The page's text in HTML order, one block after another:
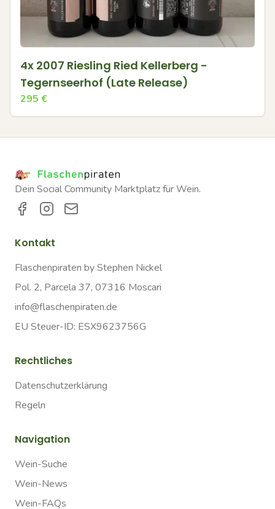
4x 2007 Riesling Ried Kellerberg -
Tegernseerhof (Late Release)
295 €
Dein Social Community Marktplatz für Wein.
Kontakt
Flaschenpiraten by Stephen Nickel
Pol. 2, Parcela 37, 07316 Moscari
info@flaschenpiraten.de
EU Steuer-ID: ESX9623756G
Rechtliches
Datenschutzerklärung
Regeln
Navigation
Wein-Suche
Wein-News
Wein-FAQs